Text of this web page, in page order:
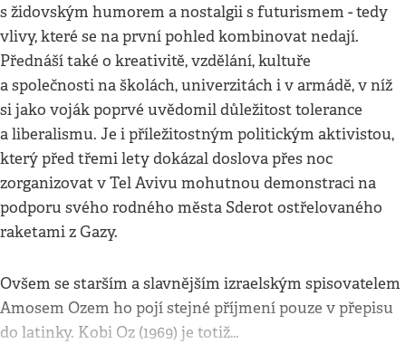
s židovským humorem a nostalgii s futurismem - tedy
vlivy, které se na první pohled kombinovat nedají.
Přednáší také o kreativitě, vzdělání, kultuře
a společnosti na školách, univerzitách i v armádě, v níž
si jako voják poprvé uvědomil důležitost tolerance
a liberalismu. Je i příležitostným politickým aktivistou,
který před třemi lety dokázal doslova přes noc
zorganizovat v Tel Avivu mohutnou demonstraci na
podporu svého rodného města Sderot ostřelovaného
raketami z Gazy.
Ovšem se starším a slavnějším izraelským spisovatelem
Amosem Ozem ho pojí stejné příjmení pouze v přepisu
do latinky. Kobi Oz (1969) je totiž…